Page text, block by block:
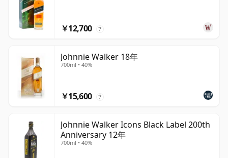
￥12,700 ?
Johnnie Walker 18年
700ml • 40%
￥15,600 ?
Johnnie Walker Icons Black Label 200th
Anniversary 12年
700ml • 40%